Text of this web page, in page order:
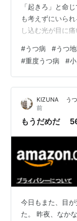
「起きろ」と命
も考えずにいら
し込む光が目に
とも関わりたく
投稿が流れてき
でいく。 「何の
頭の中をぐるぐ
ことを感じて、
出ることすらで
#うつ病 #うつ
#重度うつ病 #
KIZUNA うつ
前
もうだめだ
今日もまた、目
た。 昨夜、なか